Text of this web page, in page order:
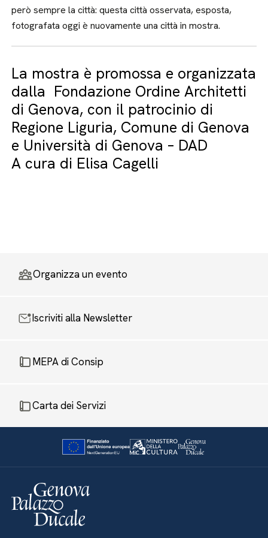
però sempre la città: questa città osservata, esposta,
fotografata oggi è nuovamente una città in mostra.
La mostra è promossa e organizzata
dalla Fondazione Ordine Architetti
di Genova, con il patrocinio di
Regione Liguria, Comune di Genova
e Università di Genova – DAD
A cura di Elisa Cagelli
Organizza un evento
Iscriviti alla Newsletter
MEPA di Consip
Carta dei Servizi